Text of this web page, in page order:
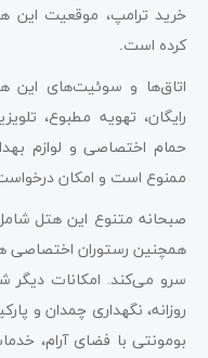
خرید ترامپ، موقعیت این
کرده است.
اتاق‌ها و سوئیت‌های این
رایگان، تهویه مطبوع،
حمام اختصاصی و لوازم
ممنوع است و امکان
صبحانه متنوع این هتل
همچنین رستوران اختصاصی
روزانه، نگهداری چمدان و
بومونتی با فضای آرام،